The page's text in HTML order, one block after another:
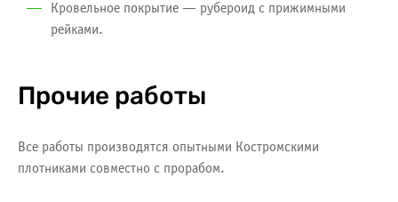
Кровельное покрытие — рубероид с прижимными
рейками.
Прочие работы
Все работы производятся опытными Костромскими
плотниками совместно с прорабом.